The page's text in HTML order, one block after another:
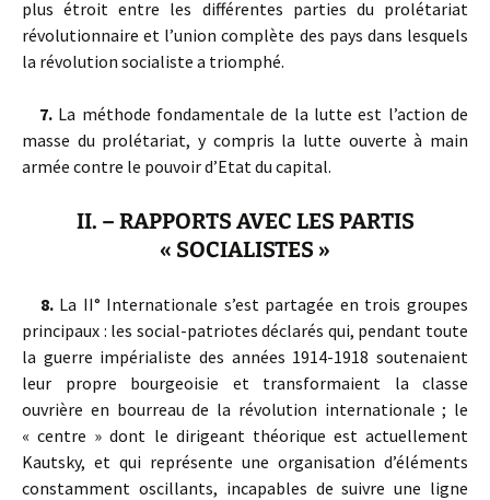
plus étroit entre les différentes parties du prolétariat
révolutionnaire et l’union complète des pays dans lesquels
la révolution socialiste a triomphé.
7. La méthode fondamentale de la lutte est l’action de
masse du prolétariat, y compris la lutte ouverte à main
armée contre le pouvoir d’Etat du capital.
II. – RAPPORTS AVEC LES PARTIS
« SOCIALISTES »
8.La II° Internationale s’est partagée en trois groupes
principaux : les social-patriotes déclarés qui, pendant toute
la guerre impérialiste des années 1914-1918 soutenaient
leur propre bourgeoisie et transformaient la classe
ouvrière en bourreau de la révolution internationale ; le
« centre » dont le dirigeant théorique est actuellement
Kautsky, et qui représente une organisation d’éléments
constamment oscillants, incapables de suivre une ligne